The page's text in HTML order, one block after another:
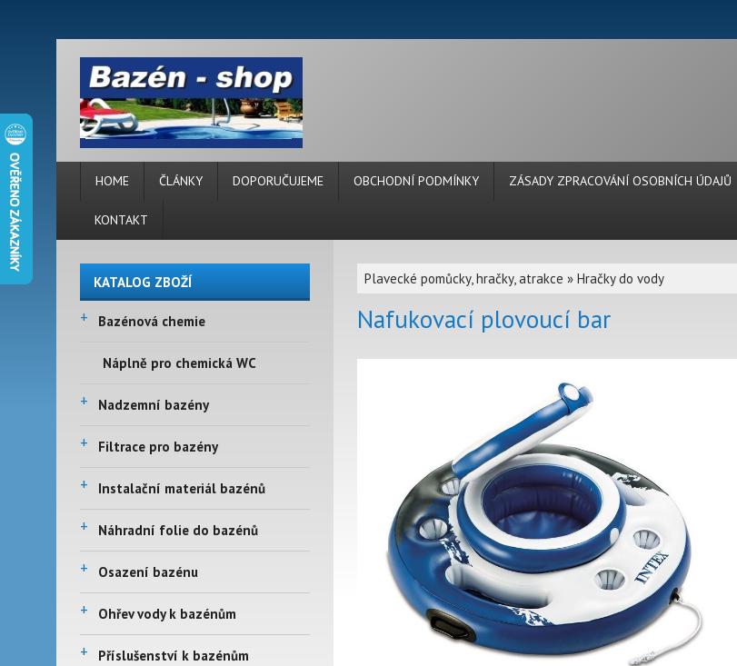
HOME ČLÁNKY DOPORUČUJEME OBCHODNÍ PODMÍNKY ZÁSADY ZPRACOVÁNÍ OSOBNÍCH ÚDAJŮ
KONTAKT
KATALOG ZBOŽÍ
+ Bazénová chemie
Náplně pro chemická WC
+ Nadzemní bazény
+ Filtrace pro bazény
+ Instalační materiál bazénů
+ Náhradní folie do bazénů
+ Osazení bazénu
+ Ohřev vody k bazénům
+ Příslušenství k bazénům
Plavecké pomůcky, hračky, atrakce » Hračky do vody
Nafukovací plovoucí bar